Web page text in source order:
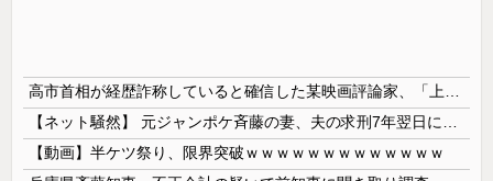
【動画】半ケツ祭り、限界突破ｗｗｗｗｗｗｗｗｗｗｗｗｗ